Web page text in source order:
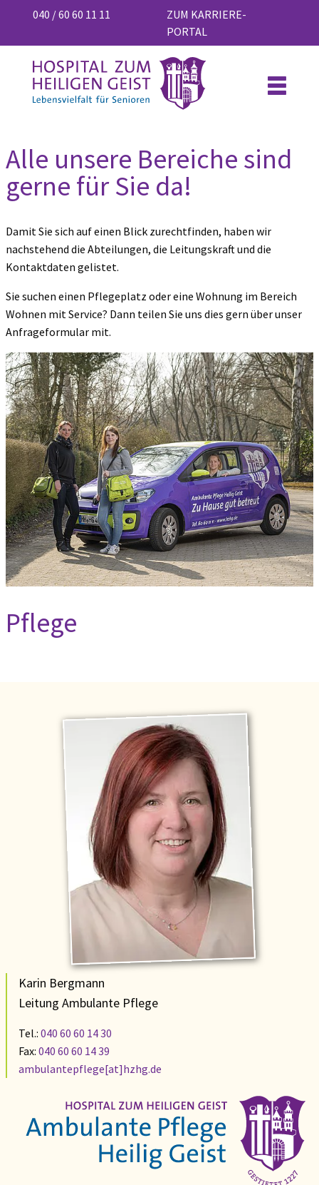
040 / 60 60 11 11
ZUM KARRIERE-
PORTAL
Alle unsere Bereiche sind
gerne für Sie da!
Damit Sie sich auf einen Blick zurechtfinden, haben wir
nachstehend die Abteilungen, die Leitungskraft und die
Kontaktdaten gelistet.
Sie suchen einen Pflegeplatz oder eine Wohnung im Bereich
Wohnen mit Service? Dann teilen Sie uns dies gern über unser
Anfrageformular mit.
Pflege
Karin Bergmann
Leitung Ambulante Pflege
Tel.: 040 60 60 14 30
Fax: 040 60 60 14 39
ambulantepflege[at]hzhg.de